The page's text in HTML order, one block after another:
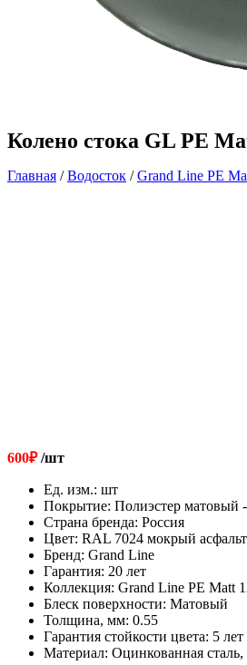
Колено стока GL PE
Главная /Водосток /Grand Line PE
600₽/шт
Ед. изм.: шт
Покрытие: Полиэстер матовый
Страна бренда: Россия
Цвет: RAL 7024 мокрый асфальт
Бренд: Grand Line
Гарантия: 20 лет
Коллекция: Grand Line PE Matt
Блеск поверхности: Матовый
Толщина, мм: 0.55
Гарантия стойкости цвета: 5 лет
Материал: Оцинкованная сталь,